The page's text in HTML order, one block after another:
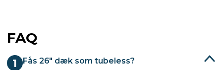
FAQ
1 Fås 26" dæk som tubeless?